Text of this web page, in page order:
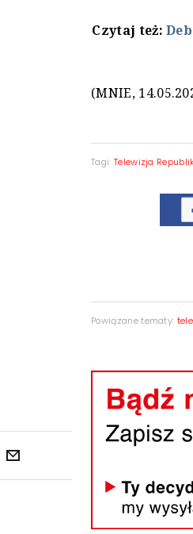
Czytaj też:
(MNIE,
Tagi: Telewizja
Powiązane tematy: